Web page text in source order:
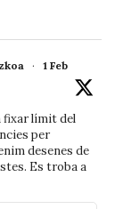
· 1 Feb
fixar límit del
per
desenes de
Es troba a